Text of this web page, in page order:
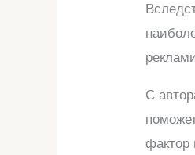
С
фактор